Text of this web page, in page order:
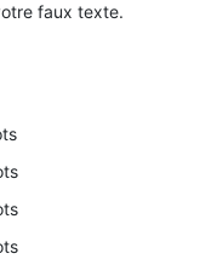
faux texte.